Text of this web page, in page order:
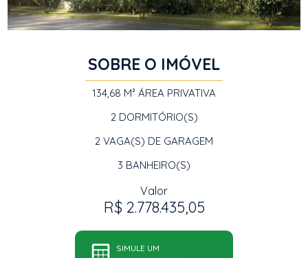
SOBRE O IMÓVEL
134,68 M² ÁREA PRIVATIVA
2DORMITÓRIO(S)
2 VAGA(S) DE GARAGEM
3 BANHEIRO(S)
Valor
R$ 2.778.435,05
SIMULE UM